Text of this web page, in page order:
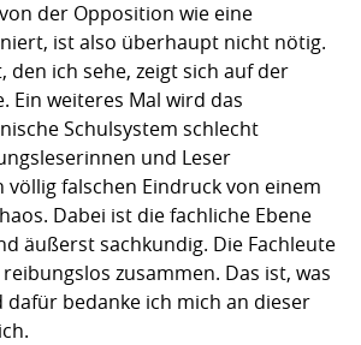
der Opposition wie eine
ist also überhaupt nicht nötig.
den ich sehe, zeigt sich auf der
Ein weiteres Mal wird das
Schulsystem schlecht
und Leser
völlig falschen Eindruck von einem
Dabei ist die fachliche Ebene
äußerst sachkundig. Die Fachleute
zusammen. Das ist, was
bedanke ich mich an dieser